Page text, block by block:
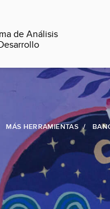
de Análisis
MÁS HERRAMIENTAS